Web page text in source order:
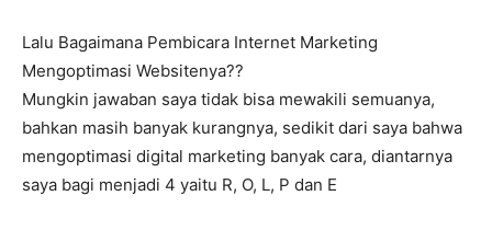
Lalu Bagaimana Pembicara Internet Marketing
Mengoptimasi Websitenya??
Mungkin jawaban saya tidak bisa mewakili semuanya,
bahkan masih banyak kurangnya, sedikit dari saya bahwa
mengoptimasi digital marketing banyak cara, diantarnya
saya bagi menjadi 4 yaitu R, O, L, P dan E